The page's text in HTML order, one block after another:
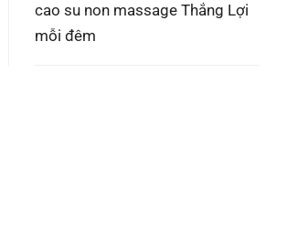
cao su non massage Thắng Lợi
mỗi đêm